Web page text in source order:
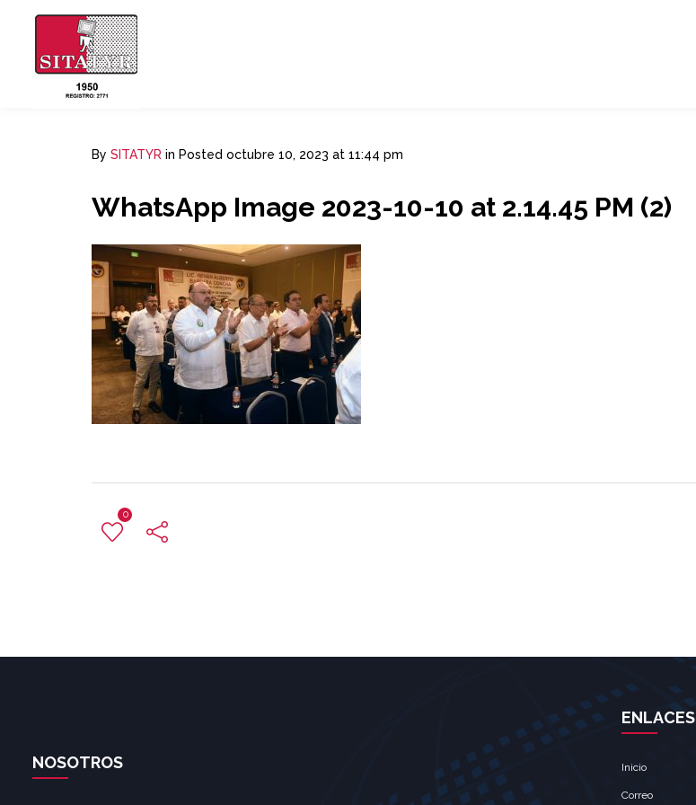
By SITATYR in Posted octubre 10, 2023 at 11:44 pm
WhatsApp Image 2023-10-10 at 2.14.45 PM (2)
0
NOSOTROS
ENLACES
Inicio
Correo